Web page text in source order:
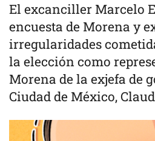
El excanciller Marcelo
encuesta de Morena y
irregularidades
la elección como
Morena de la exjefa de
Ciudad de México,